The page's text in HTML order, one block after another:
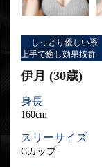
しっとり優しい系
上手で癒し効果抜群
伊月 (30歳)
身長
160cm
スリーサイズ
Cカップ